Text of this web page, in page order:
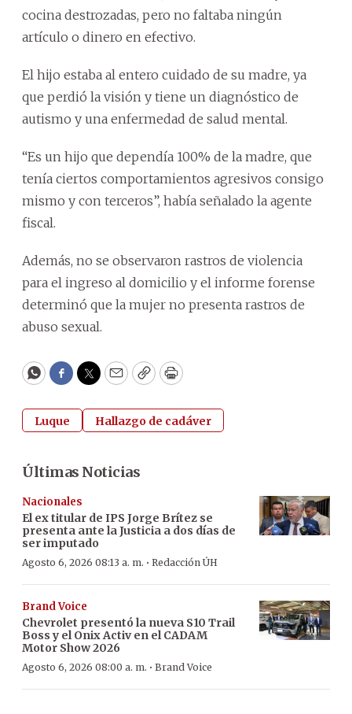
cocina destrozadas, pero no faltaba ningún
artículo o dinero en efectivo.
El hijo estaba al entero cuidado de su madre, ya
que perdió la visión y tiene un diagnóstico de
autismo y una enfermedad de salud mental.
“Es un hijo que dependía 100% de la madre, que
tenía ciertos comportamientos agresivos consigo
mismo y con terceros”, había señalado la agente
fiscal.
Además, no se observaron rastros de violencia
para el ingreso al domicilio y el informe forense
determinó que la mujer no presenta rastros de
abuso sexual.
WhatsApp
Facebook
Twitter
EmailCopyPrint
Luque Hallazgo de cadáver
Últimas Noticias
Nacionales
El ex titular de IPS Jorge Brítez se
presenta ante la Justicia a dos días de
ser imputado
Agosto 6, 2026 08:13 a. m. · Redacción ÚH
Brand Voice
Chevrolet presentó la nueva S10 Trail
Boss y el Onix Activ en el CADAM
Motor Show 2026
Agosto 6, 2026 08:00 a. m. · Brand Voice